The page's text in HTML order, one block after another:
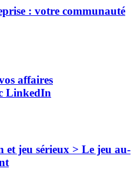
: votre communauté
affaires
LinkedIn
jeu sérieux > Le jeu au-